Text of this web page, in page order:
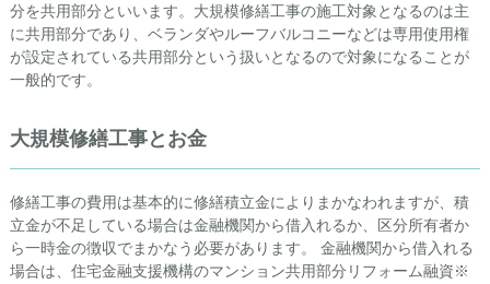
分を共用部分といいます。大規模修繕工事の施工対象となるのは主
に共用部分であり、ベランダやルーフバルコニーなどは専用使用権
が設定されている共用部分という扱いとなるので対象になることが
一般的です。
大規模修繕工事とお金
修繕工事の費用は基本的に修繕積立金によりまかなわれますが、積
立金が不足している場合は金融機関から借入れるか、区分所有者か
ら一時金の徴収でまかなう必要があります。 金融機関から借入れる
場合は、住宅金融支援機構のマンション共用部分リフォーム融資※